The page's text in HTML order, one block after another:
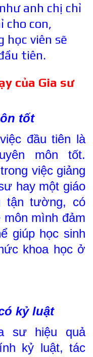
anh chị chỉ
cho con,
học viên sẽ
tiên.
của Gia sư
tốt
đầu tiên là
môn tốt.
việc giảng
hay một giáo
tận tường, có
mình đảm
giúp học sinh
khoa học ở
kỷ luật
sư hiệu quả
kỷ luật, tác